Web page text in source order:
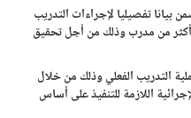
بيانا تفصيليا لإجراءات التدريب
من مدرب وذلك من أجل تحقيق
التدريب الفعلي وذلك من خلال
اللازمة للتنفيذ على أساس